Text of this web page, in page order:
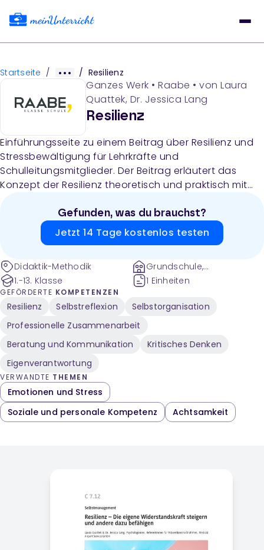
Startseite / / Resilienz
Ganzes Werk • Raabe • von Laura
Quattek, Dr. Jessica Lang
Resilienz
Einführungsseite zu einem Beitrag über Resilienz und
Stressbewältigung für Lehrkräfte und
Schulleitungsmitglieder. Der Beitrag erläutert das
Konzept der Resilienz theoretisch und praktisch mit
Gefunden, was du brauchst?
Jetzt 14 Tage kostenlos testen
Didaktik-Methodik
1.-13. Klasse
Grundschule,
Sekundarstufe
1 Einheiten
GEFÖRDERTE KOMPETENZEN
Resilienz Selbstreflexion
Selbstorganisation
Professionelle Zusammenarbeit
Beratung und Kommunikation
Kritisches Denken
Eigenverantwortung
VERWANDTE THEMEN
Emotionen und Stress
Soziale und personale Kompetenz
Achtsamkeit